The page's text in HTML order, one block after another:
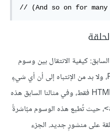
// (And so on for
كيفية الانتقال بين وسوم
HTML والصيغ المُستخدمة في PHP، ولا بد من الإنتباه إلى أن أي شيءٍ
فهو وسم HTML فقط، وفي مثالنا السابق هذه
، حيث تُطبع هذه الوسوم مبُاشرةً
على منشورٍ جديد. الجزء